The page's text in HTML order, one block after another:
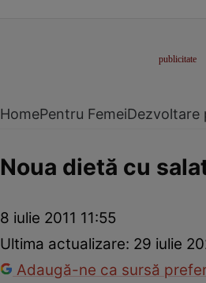
HomePentru FemeiDezvoltare
Noua dietă cu
8 iulie 2011 11:55
Ultima actualizare: 29 iulie
Adaugă-ne ca sursă